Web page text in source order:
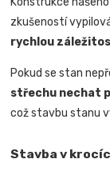
zkušeností
rychlou
Pokud se stan
střechu nechat
což stavbu stanu
Stavba v